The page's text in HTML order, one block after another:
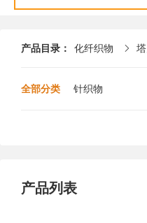
产品目录： 化纤织物 
全部分类 针织物
产品列表